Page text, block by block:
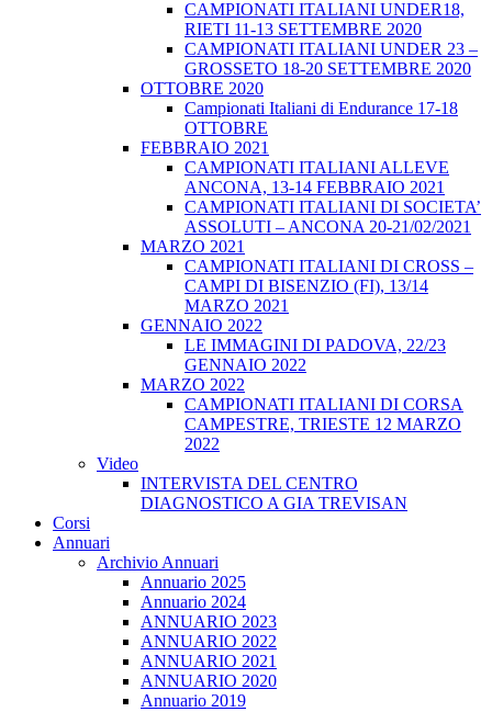
CAMPIONATI ITALIANI UNDER18,
RIETI 11-13 SETTEMBRE 2020
CAMPIONATI ITALIANI UNDER 23 –
GROSSETO 18-20 SETTEMBRE 2020
OTTOBRE 2020
Campionati Italiani di Endurance 17-18
OTTOBRE
FEBBRAIO 2021
CAMPIONATI ITALIANI ALLEVE
ANCONA, 13-14 FEBBRAIO 2021
CAMPIONATI ITALIANI DI SOCIETA’
ASSOLUTI – ANCONA 20-21/02/2021
MARZO 2021
CAMPIONATI ITALIANI DI CROSS –
CAMPI DI BISENZIO (FI), 13/14
MARZO 2021
GENNAIO 2022
LE IMMAGINI DI PADOVA, 22/23
GENNAIO 2022
MARZO 2022
CAMPIONATI ITALIANI DI CORSA
CAMPESTRE, TRIESTE 12 MARZO
2022
Video
INTERVISTA DEL CENTRO
DIAGNOSTICO A GIA TREVISAN
Corsi
Annuari
Archivio Annuari
Annuario 2025
Annuario 2024
ANNUARIO 2023
ANNUARIO 2022
ANNUARIO 2021
ANNUARIO 2020
Annuario 2019